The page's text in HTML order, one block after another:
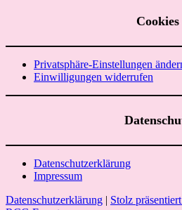
Cookies
Privatsphäre-Einstellungen
Einwilligungen widerrufen
Datenschutzerklärung
Impressum
Datenschutzerklärung | Stolz